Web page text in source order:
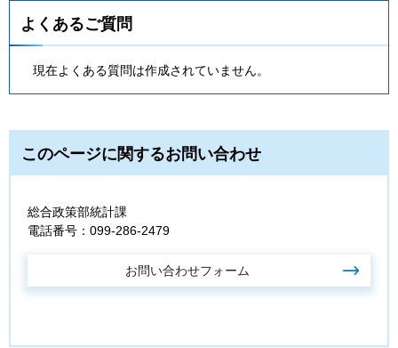
よくあるご質問
現在よくある質問は作成されていません。
このページに関するお問い合わせ
総合政策部統計課
電話番号：099-286-2479